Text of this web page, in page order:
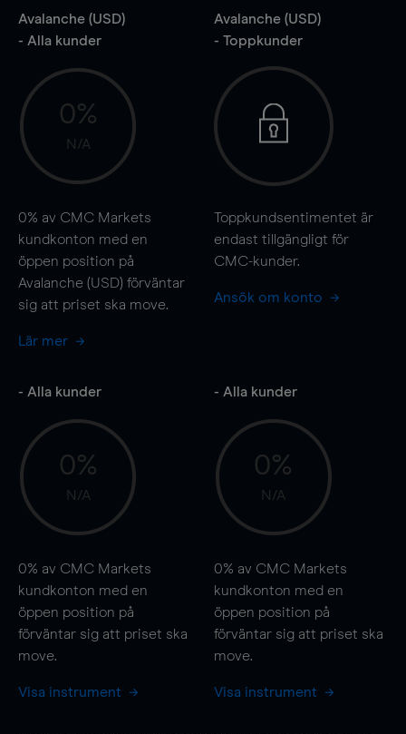
Avalanche (USD)
- Alla kunder
0%
N/A
0% av CMC Markets
kundkonton med en
öppen position på
Avalanche (USD) förväntar
sig att priset ska move.
Lär mer
Avalanche (USD)
- Toppkunder
Toppkundsentimentet är
endast tillgängligt för
CMC-kunder.
Ansök om konto
- Alla kunder
0%
N/A
0% av CMC Markets
kundkonton med en
öppen position på
förväntar sig att priset ska
move.
Visa instrument
- Alla kunder
0%
N/A
0% av CMC Markets
kundkonton med en
öppen position på
förväntar sig att priset ska
move.
Visa instrument